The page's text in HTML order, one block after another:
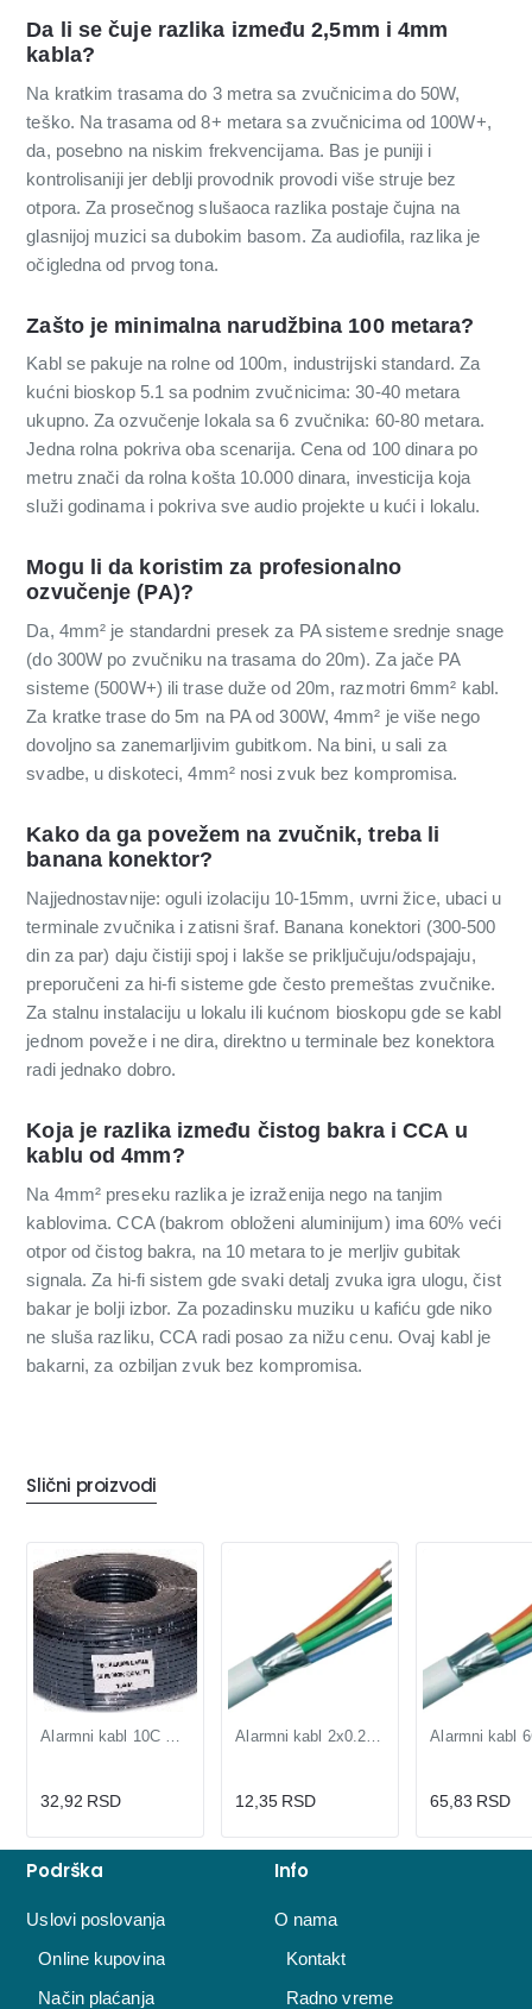
Da li se čuje razlika između 2,5mm i 4mm
kabla?
Na kratkim trasama do 3 metra sa zvučnicima do 50W,
teško. Na trasama od 8+ metara sa zvučnicima od 100W+,
da, posebno na niskim frekvencijama. Bas je puniji i
kontrolisaniji jer deblji provodnik provodi više struje bez
otpora. Za prosečnog slušaoca razlika postaje čujna na
glasnijoj muzici sa dubokim basom. Za audiofila, razlika je
očigledna od prvog tona.
Zašto je minimalna narudžbina 100 metara?
Kabl se pakuje na rolne od 100m, industrijski standard. Za
kućni bioskop 5.1 sa podnim zvučnicima: 30-40 metara
ukupno. Za ozvučenje lokala sa 6 zvučnika: 60-80 metara.
Jedna rolna pokriva oba scenarija. Cena od 100 dinara po
metru znači da rolna košta 10.000 dinara, investicija koja
služi godinama i pokriva sve audio projekte u kući i lokalu.
Mogu li da koristim za profesionalno
ozvučenje (PA)?
Da, 4mm² je standardni presek za PA sisteme srednje snage
(do 300W po zvučniku na trasama do 20m). Za jače PA
sisteme (500W+) ili trase duže od 20m, razmotri 6mm² kabl.
Za kratke trase do 5m na PA od 300W, 4mm² je više nego
dovoljno sa zanemarljivim gubitkom. Na bini, u sali za
svadbe, u diskoteci, 4mm² nosi zvuk bez kompromisa.
Kako da ga povežem na zvučnik, treba li
banana konektor?
Najjednostavnije: oguli izolaciju 10-15mm, uvrni žice, ubaci u
terminale zvučnika i zatisni šraf. Banana konektori (300-500
din za par) daju čistiji spoj i lakše se priključuju/odspajaju,
preporučeni za hi-fi sisteme gde često premeštas zvučnike.
Za stalnu instalaciju u lokalu ili kućnom bioskopu gde se kabl
jednom poveže i ne dira, direktno u terminale bez konektora
radi jednako dobro.
Koja je razlika između čistog bakra i CCA u
kablu od 4mm?
Na 4mm² preseku razlika je izraženija nego na tanjim
kablovima. CCA (bakrom obloženi aluminijum) ima 60% veći
otpor od čistog bakra, na 10 metara to je merljiv gubitak
signala. Za hi-fi sistem gde svaki detalj zvuka igra ulogu, čist
bakar je bolji izbor. Za pozadinsku muziku u kafiću gde niko
ne sluša razliku, CCA radi posao za nižu cenu. Ovaj kabl je
bakarni, za ozbiljan zvuk bez kompromisa.
Slični proizvodi
32,92 RSD 12,35 RSD 65,83 RSD
Podrška
Uslovi poslovanja
Online kupovina
Način plaćanja
Info
O nama
Kontakt
Radno vreme